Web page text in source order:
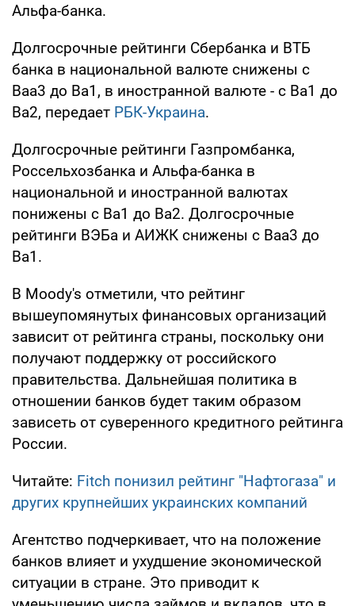
Альфа-банка.
Долгосрочные рейтинги Сбербанка и ВТБ
банка в национальной валюте снижены с
Baa3 до Ba1, в иностранной валюте - с Ba1 до
Ba2, передает РБК-Украина.
Долгосрочные рейтинги Газпромбанка,
Россельхозбанка и Альфа-банка в
национальной и иностранной валютах
понижены с Ba1 до Ba2. Долгосрочные
рейтинги ВЭБа и АИЖК снижены с Baa3 до
Ba1.
В Moody's отметили, что рейтинг
вышеупомянутых финансовых организаций
зависит от рейтинга страны, поскольку они
получают поддержку от российского
правительства. Дальнейшая политика в
отношении банков будет таким образом
зависеть от суверенного кредитного рейтинга
России.
Читайте: Fitch понизил рейтинг "Нафтогаза" и
других крупнейших украинских компаний
Агентство подчеркивает, что на положение
банков влияет и ухудшение экономической
ситуации в стране. Это приводит к